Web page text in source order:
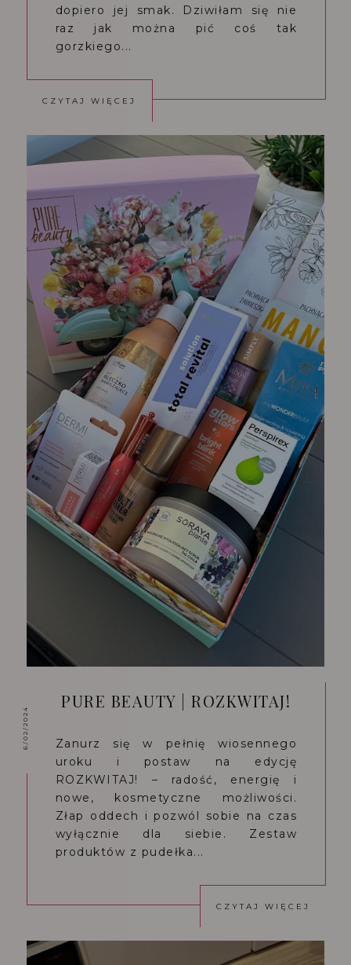
dopiero jej smak. Dziwiłam się nie
raz jak można pić coś tak
gorzkiego...
CZYTAJ WIĘCEJ
6/02/2024
PURE BEAUTY | ROZKWITAJ!
Zanurz się w pełnię wiosennego
uroku i postaw na edycję
ROZKWITAJ! – radość, energię i
nowe, kosmetyczne możliwości.
Złap oddech i pozwól sobie na czas
wyłącznie dla siebie. Zestaw
produktów z pudełka...
CZYTAJ WIĘCEJ